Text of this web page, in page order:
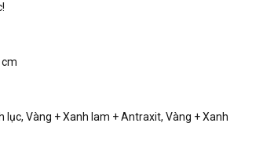
cm
lục, Vàng + Xanh lam + Antraxit, Vàng + Xanh